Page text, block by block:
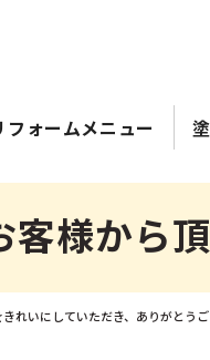
ォームメニュー
客様から
れいにしていただき、ありがとうご